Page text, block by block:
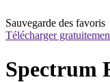
Sauvegarde des favoris
Télécharger
Spectrum